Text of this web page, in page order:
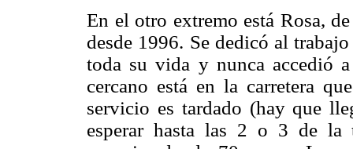
En el otro extremo está Rosa,
desde 1996. Se dedicó al
toda su vida y nunca accedió
cercano está en la carretera
servicio es tardado (hay que
esperar hasta las 2 o 3 de la